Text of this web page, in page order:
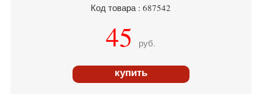
Код товара : 687542
45 руб.
купить